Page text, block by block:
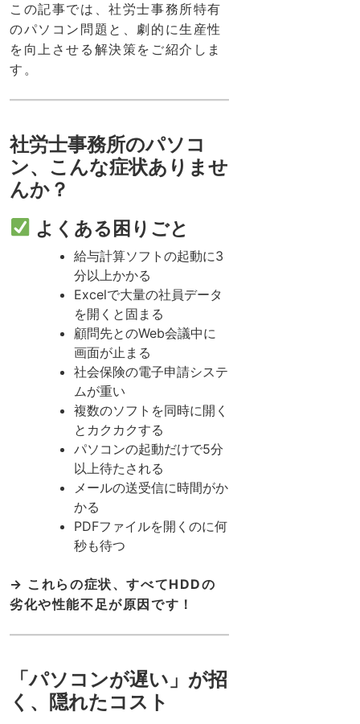
この記事では、社労士事務所特有
のパソコン問題と、劇的に生産性
を向上させる解決策をご紹介しま
す。
社労士事務所のパソコ
ン、こんな症状ありませ
んか？
よくある困りごと
給与計算ソフトの起動に3
分以上かかる
Excelで大量の社員データ
を開くと固まる
顧問先とのWeb会議中に
画面が止まる
社会保険の電子申請システ
ムが重い
複数のソフトを同時に開く
とカクカクする
パソコンの起動だけで5分
以上待たされる
メールの送受信に時間がか
かる
PDFファイルを開くのに何
秒も待つ
→ これらの症状、すべてHDDの
劣化や性能不足が原因です！
「パソコンが遅い」が招
く、隠れたコスト